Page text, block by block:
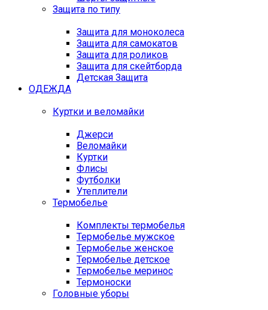
Защита по типу
Защита для моноколеса
Защита для самокатов
Защита для роликов
Защита для скейтборда
Детская Защита
ОДЕЖДА
Куртки и веломайки
Джерси
Веломайки
Куртки
Флисы
Футболки
Утеплители
Термобелье
Комплекты термобелья
Термобелье мужское
Термобелье женское
Термобелье детское
Термобелье меринос
Термоноски
Головные уборы